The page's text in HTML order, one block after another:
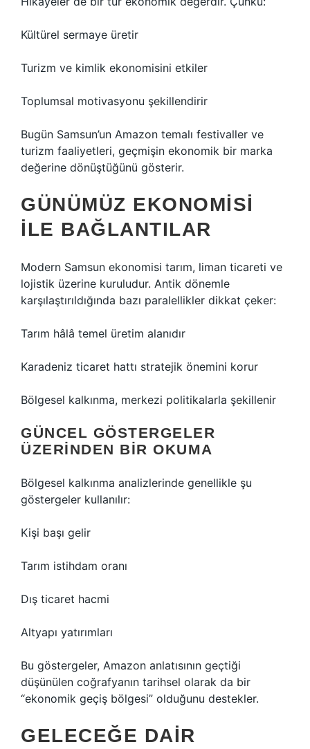
Kültürel sermaye üretir
Turizm ve kimlik ekonomisini etkiler
Toplumsal motivasyonu şekillendirir
Bugün Samsun’un Amazon temalı festivaller ve
turizm faaliyetleri, geçmişin ekonomik bir marka
değerine dönüştüğünü gösterir.
GÜNÜMÜZ EKONOMISI
ILE BAĞLANTILAR
Modern Samsun ekonomisi tarım, liman ticareti ve
lojistik üzerine kuruludur. Antik dönemle
karşılaştırıldığında bazı paralellikler dikkat çeker:
Tarım hâlâ temel üretim alanıdır
Karadeniz ticaret hattı stratejik önemini korur
Bölgesel kalkınma, merkezi politikalarla şekillenir
GÜNCEL GÖSTERGELER
ÜZERINDEN BIR OKUMA
Bölgesel kalkınma analizlerinde genellikle şu
göstergeler kullanılır:
Kişi başı gelir
Tarım istihdam oranı
Dış ticaret hacmi
Altyapı yatırımları
Bu göstergeler, Amazon anlatısının geçtiği
düşünülen coğrafyanın tarihsel olarak da bir
“ekonomik geçiş bölgesi” olduğunu destekler.
GELECEĞE DAIR